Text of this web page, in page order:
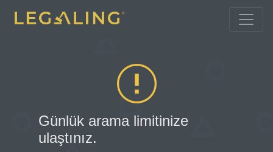
Günlük arama limitinize
ulaştınız.